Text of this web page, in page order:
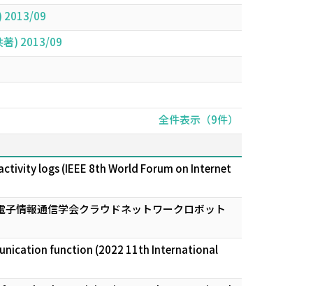
2013/09
著) 2013/09
全件表示（9件）
logs (IEEE 8th World Forum on Internet
情報通信学会クラウドネットワークロボット
function (2022 11th International